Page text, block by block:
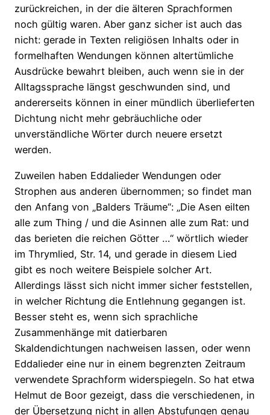
zurückreichen, in der die älteren Sprachformen
noch gültig waren. Aber ganz sicher ist auch das
nicht: gerade in Texten religiösen Inhalts oder in
formelhaften Wendungen können altertümliche
Ausdrücke bewahrt bleiben, auch wenn sie in der
Alltagssprache längst geschwunden sind, und
andererseits können in einer mündlich überlieferten
Dichtung nicht mehr gebräuchliche oder
unverständliche Wörter durch neuere ersetzt
werden.
Zuweilen haben Eddalieder Wendungen oder
Strophen aus anderen übernommen; so findet man
den Anfang von „Balders Träume“: „Die Asen eilten
alle zum Thing / und die Asinnen alle zum Rat: und
das berieten die reichen Götter …“ wörtlich wieder
im Thrymlied, Str. 14, und gerade in diesem Lied
gibt es noch weitere Beispiele solcher Art.
Allerdings lässt sich nicht immer sicher feststellen,
in welcher Richtung die Entlehnung gegangen ist.
Besser steht es, wenn sich sprachliche
Zusammenhänge mit datierbaren
Skaldendichtungen nachweisen lassen, oder wenn
Eddalieder eine nur in einem begrenzten Zeitraum
verwendete Sprachform widerspiegeln. So hat etwa
Helmut de Boor gezeigt, dass die verschiedenen, in
der Übersetzung nicht in allen Abstufungen genau